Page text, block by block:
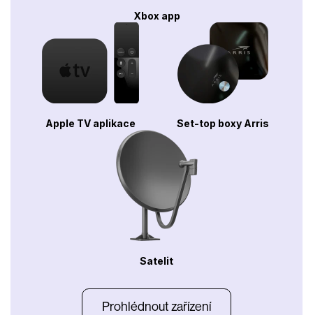
Xbox app
Apple TV aplikace Set-top boxy Arris
Satelit
Prohlédnout zařízení